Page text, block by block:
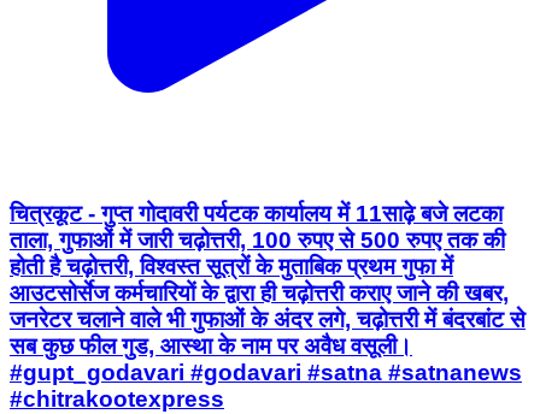
चित्रकूट - गुप्त गोदावरी पर्यटक कार्यालय में 11साढ़े बजे लटका
ताला, गुफाओं में जारी चढ़ोत्तरी, 100 रुपए से 500 रुपए तक की
होती है चढ़ोत्तरी, विश्वस्त सूत्रों के मुताबिक प्रथम गुफा में
आउटसोर्सेज कर्मचारियों के द्वारा ही चढ़ोत्तरी कराए जाने की खबर,
जनरेटर चलाने वाले भी गुफाओं के अंदर लगे, चढ़ोत्तरी में बंदरबांट से
सब कुछ फील गुड, आस्था के नाम पर अवैध वसूली।
#gupt_godavari #godavari #satna #satnanews
#chitrakootexpress